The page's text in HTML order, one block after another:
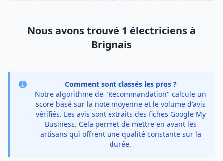
Nous avons trouvé 1 électriciens à
Brignais
Comment sont classés les pros ?
Notre algorithme de "Recommandation" calcule un
score basé sur la note moyenne et le volume d'avis
vérifiés. Les avis sont extraits des fiches Google My
Business. Cela permet de mettre en avant les
artisans qui offrent une qualité constante sur la
durée.